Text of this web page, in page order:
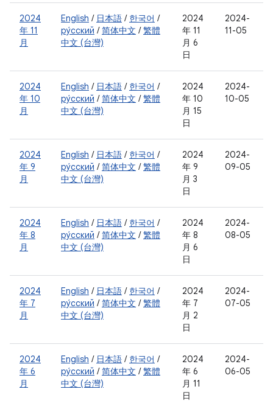
2024
年 11
月
English / 日本語 / 한국어 /
ру́сский /简体中文 /繁體
中文 (台灣)
2024
年 11
月 6
日
2024-
11-05
2024
年 10
月
English / 日本語 / 한국어 /
ру́сский /简体中文 /繁體
中文 (台灣)
2024
年 10
月 15
日
2024-
10-05
2024
年 9
月
English / 日本語 / 한국어 /
ру́сский /简体中文 /繁體
中文 (台灣)
2024
年 9
月 3
日
2024-
09-05
2024
年 8
月
English / 日本語 / 한국어 /
ру́сский /简体中文 /繁體
中文 (台灣)
2024
年 8
月 6
日
2024-
08-05
2024
年 7
月
English / 日本語 / 한국어 /
ру́сский /简体中文 /繁體
中文 (台灣)
2024
年 7
月 2
日
2024-
07-05
2024
年 6
月
English / 日本語 / 한국어 /
ру́сский /简体中文 /繁體
中文 (台灣)
2024
年 6
月 11
日
2024-
06-05